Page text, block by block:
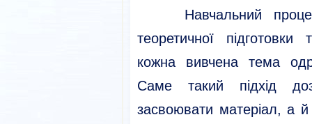
Навчальний процес
теоретичної
кожна вивчена тема
Саме такий підхід
засвоювати матеріал, а